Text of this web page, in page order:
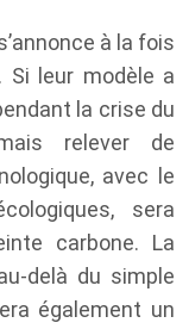
à la fois
Si leur modèle a
la crise du
relever de
avec le
sera
carbone. La
delà du simple
également un